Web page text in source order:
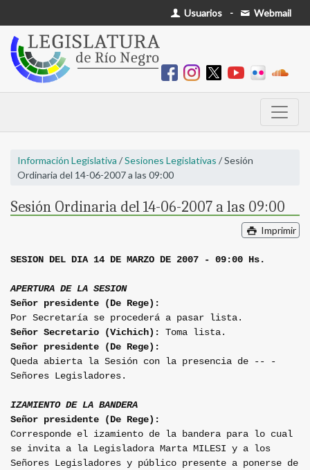
Usuarios - Webmail
Información Legislativa /Sesiones Legislativas / Sesión
Ordinaria del 14-06-2007 a las 09:00
Sesión Ordinaria del 14-06-2007 a las 09:00
Imprimir
SESION DEL DIA 14 DE MARZO DE 2007 - 09:00 Hs.
APERTURA DE LA SESION
Señor presidente (De Rege):
Por Secretaría se procederá a pasar lista.
Señor Secretario (Vichich): Toma lista.
Señor presidente (De Rege):
Queda abierta la Sesión con la presencia de -- -
Señores Legisladores.
IZAMIENTO DE LA BANDERA
Señor presidente (De Rege):
Corresponde el izamiento de la bandera para lo cual
se invita a la Legisladora Marta MILESI y a los
Señores Legisladores y público presente a ponerse de